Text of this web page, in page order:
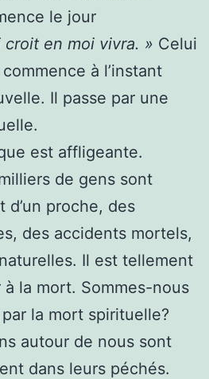
le jour
croit en moi vivra. » Celui
à l’instant
Il passe par une
est affligeante.
de gens sont
d’un proche, des
des accidents mortels,
Il est tellement
la mort. Sommes-nous
la mort spirituelle?
autour de nous sont
dans leurs péchés.